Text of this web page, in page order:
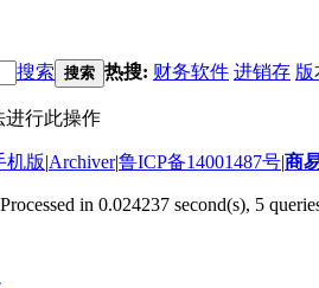
搜索 搜索 热搜: 财务软件 进销存 版
进行此操作
机版|Archiver|鲁ICP备14001487号|商
in 0.024237 second(s), 5